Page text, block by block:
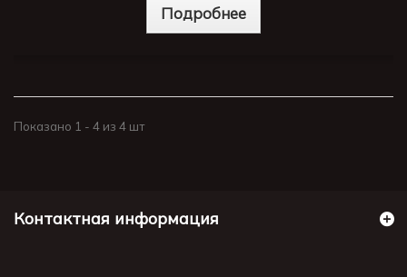
Подробнее
Показано 1 - 4 из 4 шт
Контактная информация